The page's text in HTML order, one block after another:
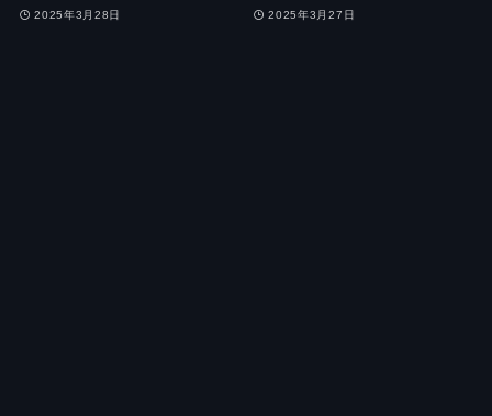
2025年3月28日 2025年3月27日